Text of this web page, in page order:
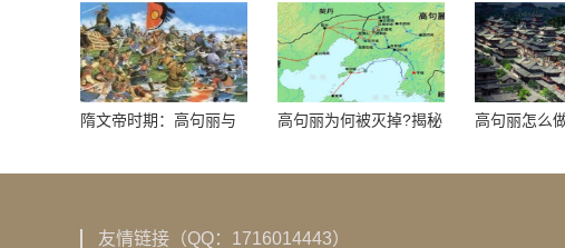
隋文帝时期：高句丽与
高句丽为何被灭掉?揭秘
秘！
高句丽怎么
友情链接（QQ：1716014443）